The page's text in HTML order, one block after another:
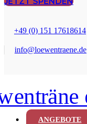
+49 (0) 151 17618614
info@loewentraene.de
ANGEBOTE